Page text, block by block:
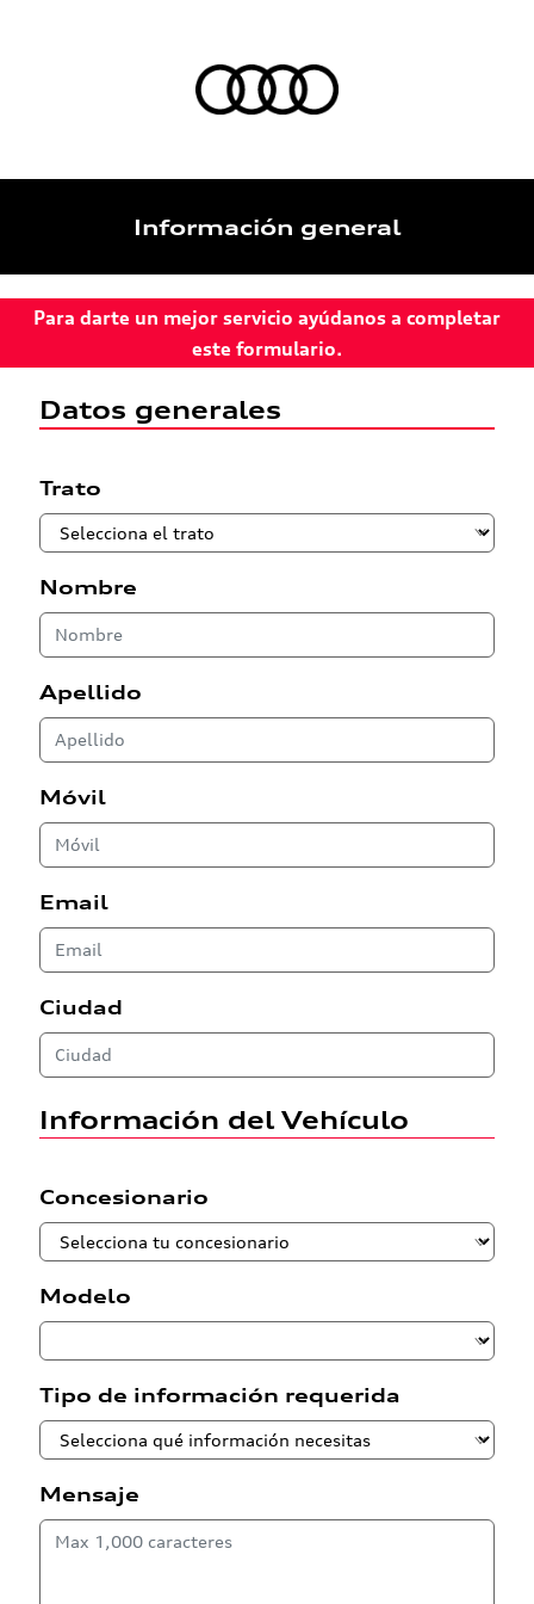
Información general
Para darte un mejor servicio ayúdanos a completar
este formulario.
Datos generales
Trato
Nombre
Apellido
Móvil
Email
Ciudad
Información del Vehículo
Concesionario
Modelo
Tipo de información requerida
Mensaje